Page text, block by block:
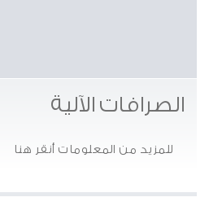
الصرافات الآلية
للمزيد من المعلومات أنقر هنا